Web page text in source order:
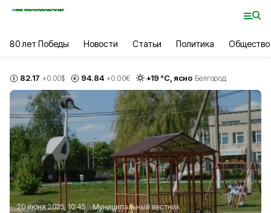
80 лет Победы Новости Статьи Политика Общество
82.17 +0.00$ 94.84 +0.00€ +19 °С, ясно Белгород
20 июня 2025, 10:45
Муниципальный вестник